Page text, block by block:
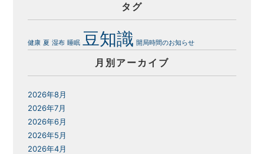
タグ
健康 夏 湿布 睡眠 豆知識 開局時間のお知らせ
月別アーカイブ
2026年8月
2026年7月
2026年6月
2026年5月
2026年4月